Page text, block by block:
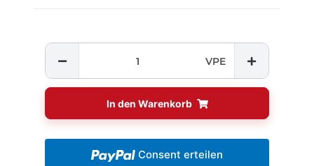
VPE
In den Warenkorb
Consent erteilen